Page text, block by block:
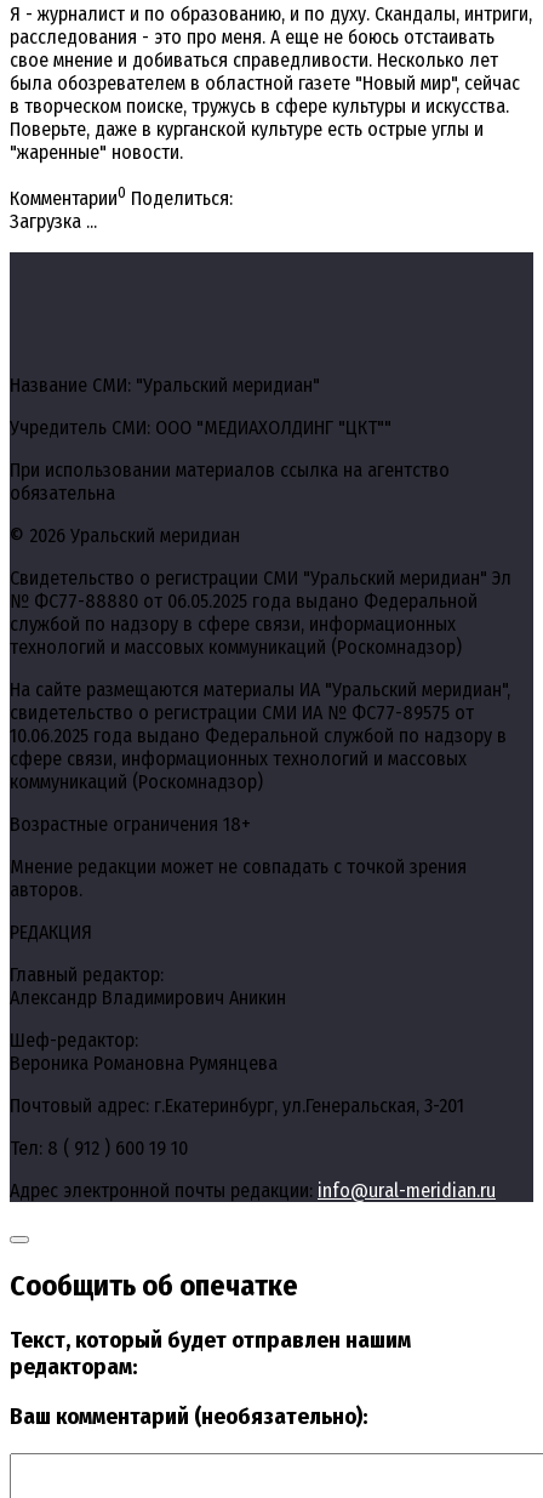
Я - журналист и по образованию, и по духу. Скандалы, интриги,
расследования - это про меня. А еще не боюсь отстаивать
свое мнение и добиваться справедливости. Несколько лет
была обозревателем в областной газете "Новый мир", сейчас
в творческом поиске, тружусь в сфере культуры и искусства.
Поверьте, даже в курганской культуре есть острые углы и
"жаренные" новости.
Комментарии0 Поделиться:
Загрузка ...
Название СМИ: "Уральский меридиан"
Учредитель СМИ: ООО "МЕДИАХОЛДИНГ "ЦКТ""
При использовании материалов ссылка на агентство
обязательна
© 2026 Уральский меридиан
Свидетельство о регистрации СМИ "Уральский меридиан" Эл
№ ФС77-88880 от 06.05.2025 года выдано Федеральной
службой по надзору в сфере связи, информационных
технологий и массовых коммуникаций (Роскомнадзор)
На сайте размещаются материалы ИА "Уральский меридиан",
свидетельство о регистрации СМИ ИА № ФС77-89575 от
10.06.2025 года выдано Федеральной службой по надзору в
сфере связи, информационных технологий и массовых
коммуникаций (Роскомнадзор)
Возрастные ограничения 18+
Мнение редакции может не совпадать с точкой зрения
авторов.
РЕДАКЦИЯ
Главный редактор:
Александр Владимирович Аникин
Шеф-редактор:
Вероника Романовна Румянцева
Почтовый адрес: г.Екатеринбург, ул.Генеральская, 3-201
Тел: 8 ( 912 ) 600 19 10
Адрес электронной почты редакции: info@ural-meridian.ru
Сообщить об опечатке
Текст, который будет отправлен нашим
редакторам:
Ваш комментарий (необязательно):